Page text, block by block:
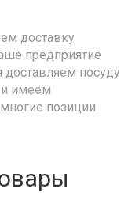
доставку
предприятие
посуду
и имеем
позиции